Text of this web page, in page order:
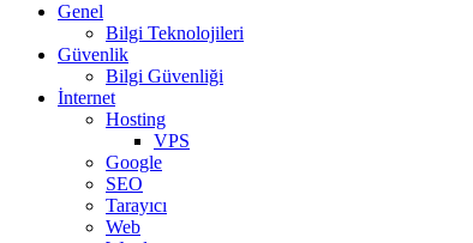
Genel
Bilgi Teknolojileri
Güvenlik
Bilgi Güvenliği
İnternet
Hosting
VPS
Google
SEO
Tarayıcı
Web